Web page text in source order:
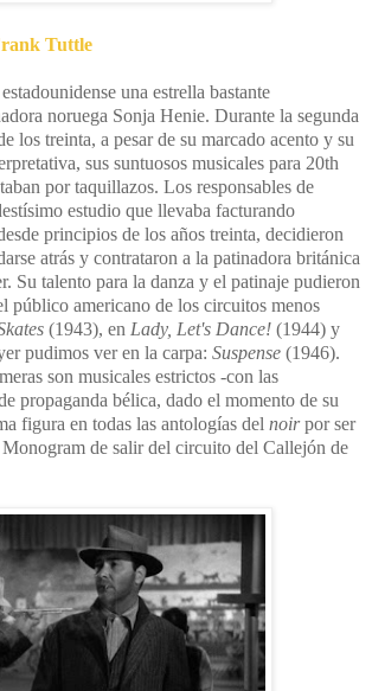
Tuttle
una estrella bastante
noruega Sonja Henie. Durante la segunda
los treinta, a pesar de su marcado acento y su
sus suntuosos musicales para 20th
por taquillazos. Los responsables de
estudio que llevaba facturando
principios de los años treinta, decidieron
atrás y contrataron a la patinadora británica
Su talento para la danza y el patinaje pudieron
público americano de los circuitos menos
(1943), en Lady, Let's Dance! (1944) y
pudimos ver en la carpa: Suspense (1946).
son musicales estrictos -con las
propaganda bélica, dado el momento de su
figura en todas las antologías del noirpor ser
de salir del circuito del Callejón de